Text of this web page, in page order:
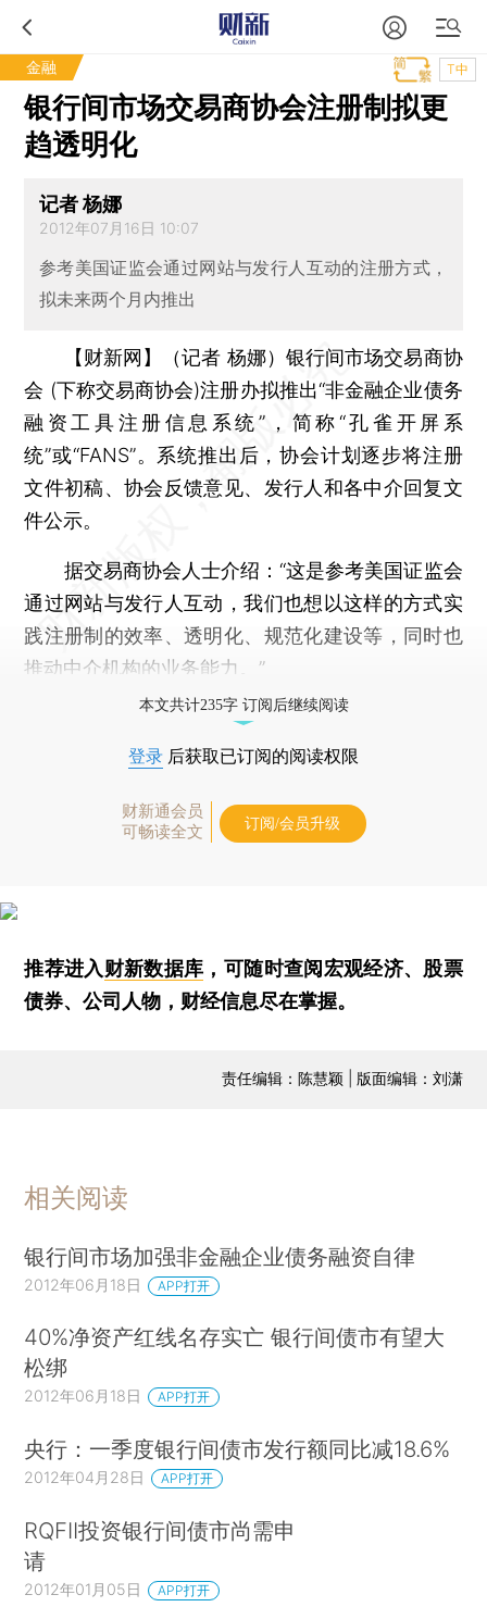
金融 T中
银行间市场交易商协会注册制拟更
趋透明化
记者 杨娜
2012年07月16日 10:07
参考美国证监会通过网站与发行人互动的注册方式，
拟未来两个月内推出
【财新网】（记者 杨娜） 银行间市场交易商协
会 (下称交易商协会)注册办拟推出“非金融企业债务
融资工具注册信息系统”，简称“孔雀开屏系
统”或“FANS”。系统推出后，协会计划逐步将注册
文件初稿、协会反馈意见、发行人和各中介回复文
件公示。
据交易商协会人士介绍：“这是参考美国证监会
通过网站与发行人互动，我们也想以这样的方式实
践注册制的效率、透明化、规范化建设等，同时也
推动中介机构的业务能力。”
本文共计235字 订阅后继续阅读
登录 后获取已订阅的阅读权限
财新通会员
可畅读全文
订阅/会员升级
推荐进入财新数据库 ，可随时查阅宏观经济、股票
债券、公司人物，财经信息尽在掌握。
责任编辑：陈慧颖 | 版面编辑：刘潇
相关阅读
银行间市场加强非金融企业债务融资自律
2012年06月18日 APP打开
40%净资产红线名存实亡 银行间债市有望大
松绑
2012年06月18日 APP打开
央行：一季度银行间债市发行额同比减18.6%
2012年04月28日 APP打开
RQFII投资银行间债市尚需申
请
2012年01月05日 APP打开